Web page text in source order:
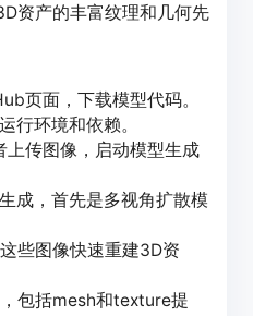
资产的丰富纹理和几何先
页面，下载模型代码。
行环境和依赖。
传图像，启动模型生成
成，首先是多视角扩散模
些图像快速重建3D资
包括mesh和texture提